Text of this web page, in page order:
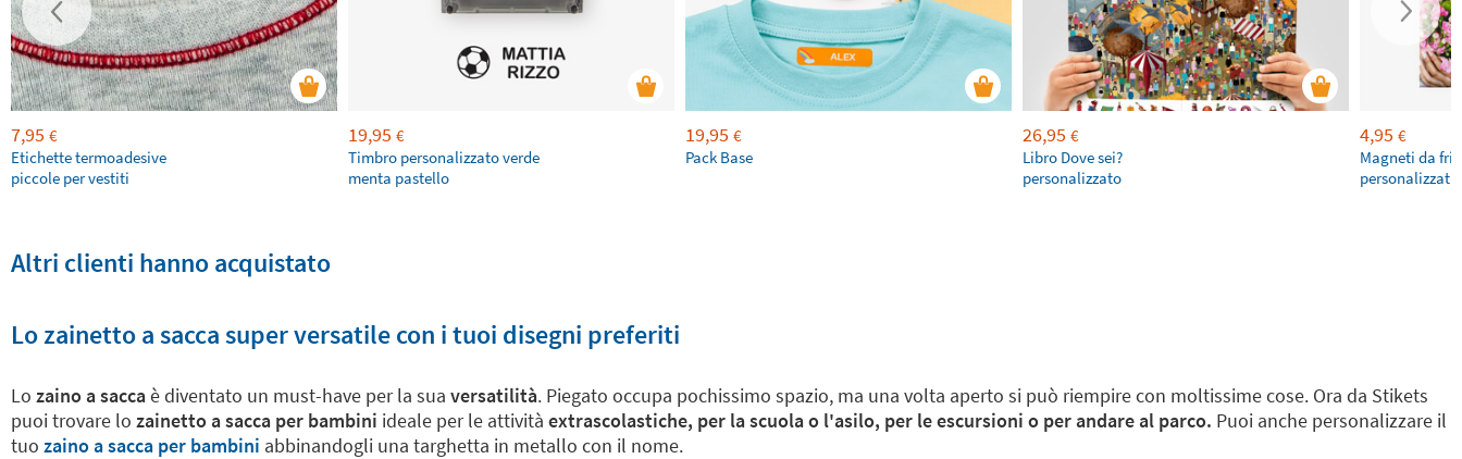
7,95 €
Etichette termoadesive
piccole per vestiti
19,95 €
Timbro personalizzato verde
menta pastello
19,95 €
Pack Base
26,95 €
Libro Dove sei?
personalizzato
4,95 €
Magneti da
personalizzati
Altri clienti hanno acquistato
Lo zainetto a sacca super versatile con i tuoi disegni preferiti
Lo zaino a saccaè diventato un must-have per la sua versatilità. Piegato occupa pochissimo spazio, ma una volta aperto si può riempire con moltissime cose. Ora da Stikets
puoi trovare lo zainetto a sacca per bambini ideale per le attività extrascolastiche, per la scuola o l'asilo, per le escursioni o per andare al parco. Puoi anche personalizzare il
tuo zaino a sacca per bambini abbinandogli una targhetta in metallo con il nome.